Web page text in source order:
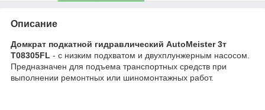
Описание
Домкрат подкатной гидравлический AutoMeister 3т
T08305FL - с низким подхватом и двухплунжерным насосом.
Предназначен для подъема транспортных средств при
выполнении ремонтных или шиномонтажных работ.